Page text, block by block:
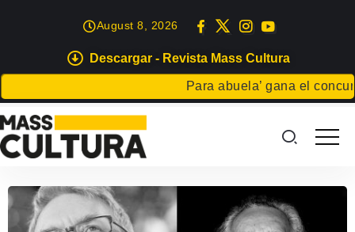
Descargar - Revista Mass Cultura
Para abuela’ gana el
August 8, 2026